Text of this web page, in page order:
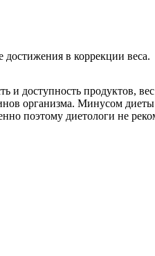
достижения в коррекции веса.
и доступность продуктов,
организма. Минусом
поэтому диетологи не